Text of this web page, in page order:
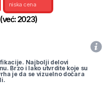
niska cena
2023)
Najbolji delovi
Brzo i lako utvrdite koje su
je da se vizuelno dočara